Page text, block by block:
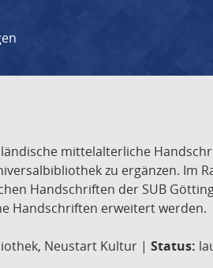
mittelalterliche
zu ergänzen. Im
Handschriften der SUB
Handschriften erweitert werden.
Neustart Kultur | Status: